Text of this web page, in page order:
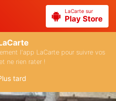
LaCarte sur
Play Store
l'app LaCarte pour suivre vos
ne rien rater !
tard